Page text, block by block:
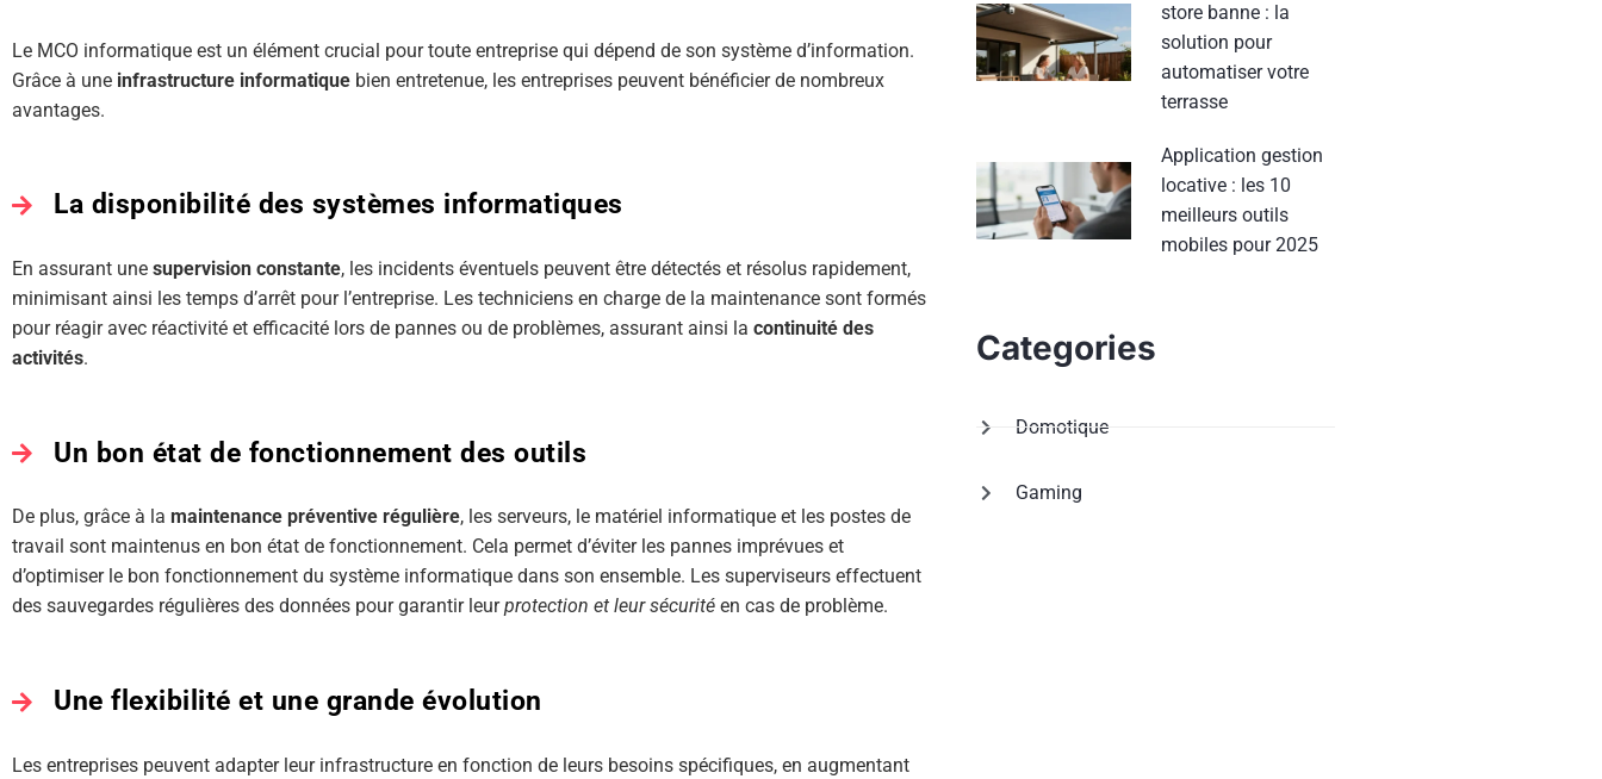
Le MCO informatique est un élément crucial pour toute entreprise qui dépend de son système d’information.
Grâce à une infrastructure informatique bien entretenue, les entreprises peuvent bénéficier de nombreux
avantages.
La disponibilité des systèmes informatiques
En assurant une supervision constante, les incidents éventuels peuvent être détectés et résolus rapidement,
minimisant ainsi les temps d’arrêt pour l’entreprise. Les techniciens en charge de la maintenance sont formés
pour réagir avec réactivité et efficacité lors de pannes ou de problèmes, assurant ainsi la continuité des
activités.
Un bon état de fonctionnement des outils
De plus, grâce à la maintenance préventive régulière, les serveurs, le matériel informatique et les postes de
travail sont maintenus en bon état de fonctionnement. Cela permet d’éviter les pannes imprévues et
d’optimiser le bon fonctionnement du système informatique dans son ensemble. Les superviseurs effectuent
des sauvegardes régulières des données pour garantir leurprotection et leur sécurité en cas de problème.
Une flexibilité et une grande évolution
Les entreprises peuvent adapter leur infrastructure en fonction de leurs besoins spécifiques, en augmentant
store banne : la
solution pour
automatiser votre
terrasse
Application gestion
locative : les 10
meilleurs outils
mobiles pour 2025
Categories
Domotique
Gaming